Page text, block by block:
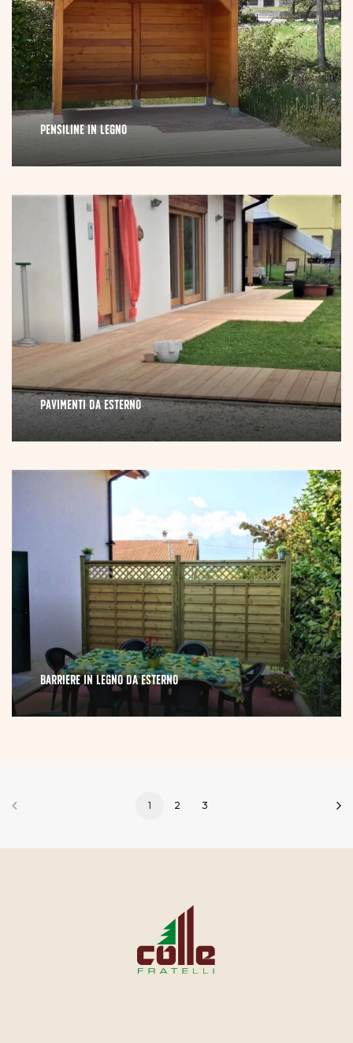
PENSILINE IN LEGNO
PAVIMENTI DA ESTERNO
BARRIERE IN LEGNO DA ESTERNO
1 2 3